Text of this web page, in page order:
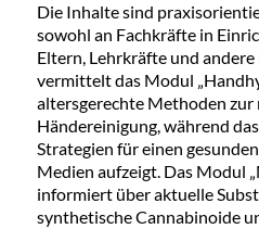
Die Inhalte sind
sowohl an Fachkräfte in
Eltern, Lehrkräfte und
vermittelt das Modul
altersgerechte Methoden zur
Händereinigung, während
Strategien für einen
Medien aufzeigt. Das Modul
informiert über aktuelle
synthetische Cannabinoide